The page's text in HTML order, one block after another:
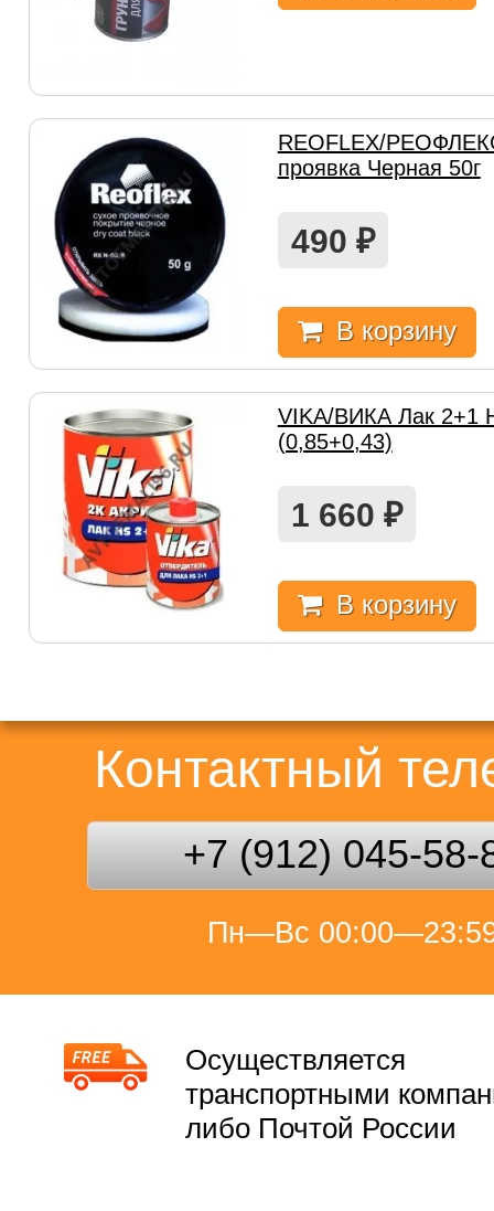
REOFLEX/
проявка Черная 50г
490 ₽
В корзину
VIKA/ВИКА Лак 2+1
(0,85+0,43)
1 660 ₽
В корзину
Контактный
+7 (912) 045-58-
Пн—Вс
Осуществляется
транспортными
либо Почтой России